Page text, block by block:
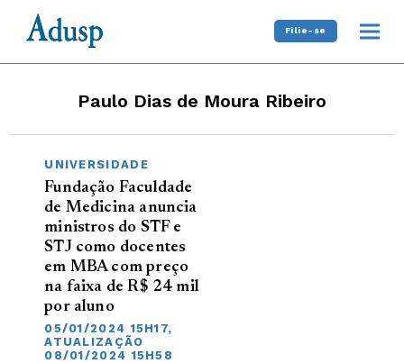
Filie-se
Paulo Dias de Moura Ribeiro
UNIVERSIDADE
Fundação Faculdade
de Medicina anuncia
ministros do STF e
STJ como docentes
em MBA com preço
na faixa de R$ 24 mil
por aluno
05/01/2024 15H17,
ATUALIZAÇÃO
08/01/2024 15H58